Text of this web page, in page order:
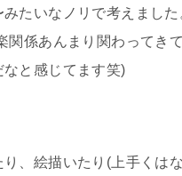
たいなノリで考えました
関係あんまり関わってき
なと感じてます笑)
り、絵描いたり(上手くは